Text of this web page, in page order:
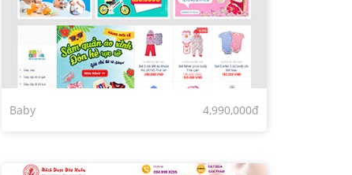
Baby 4,990,000đ